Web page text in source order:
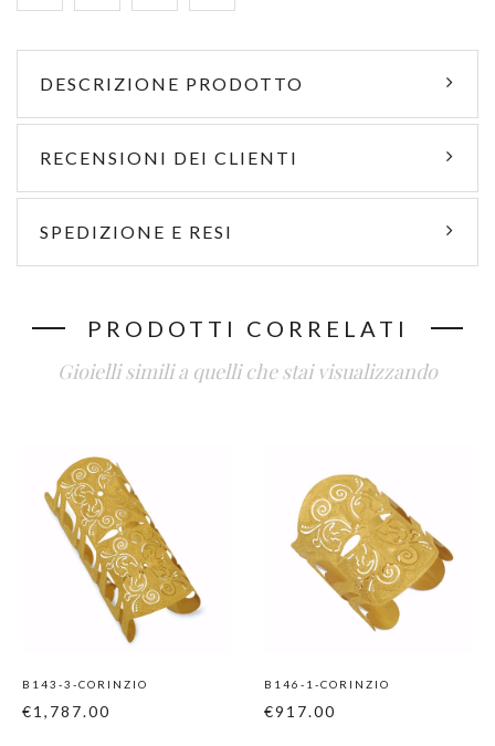
DESCRIZIONE PRODOTTO
RECENSIONI DEI CLIENTI
SPEDIZIONE E RESI
PRODOTTI CORRELATI
Gioielli simili a quelli che stai visualizzando
B143-3-CORINZIO
€1,787.00
B146-1-CORINZIO
€917.00